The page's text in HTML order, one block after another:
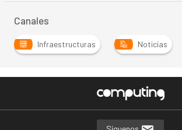
Canales
Infraestructuras Noticias